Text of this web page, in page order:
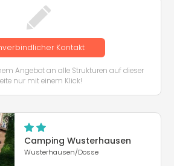
Kontakt
Angebot an alle Strukturen auf dieser
nur mit einem Klick!
Camping Wusterhausen
Wusterhausen/Dosse